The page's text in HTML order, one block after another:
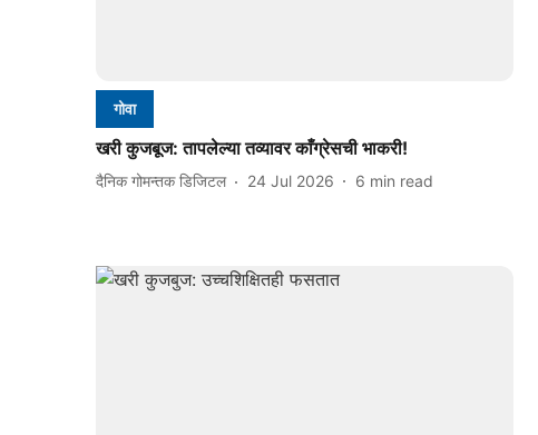
गोवा
खरी कुजबूज: तापलेल्‍या तव्‍यावर काँग्रेसची भाकरी!
दैनिक गोमन्तक डिजिटल 24 Jul 2026 6 min read